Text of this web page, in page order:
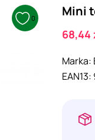
0 Mini
68,44
Marka:
EAN13: